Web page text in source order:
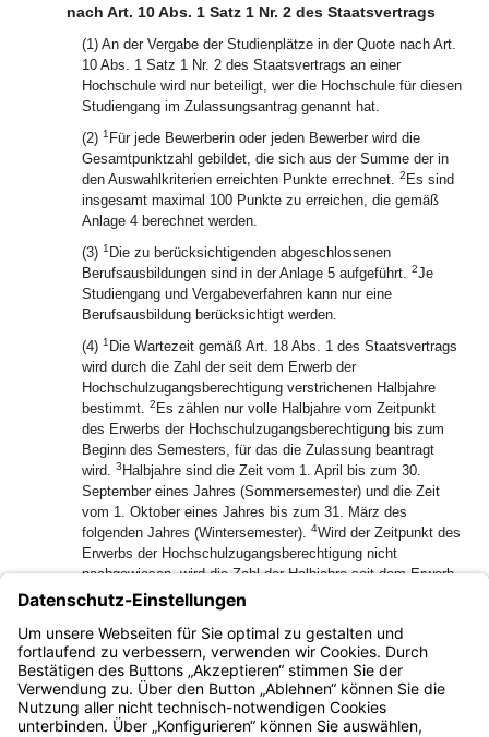
nach Art. 10 Abs. 1 Satz 1 Nr. 2 des Staatsvertrags
(1) An der Vergabe der Studienplätze in der Quote nach Art.
10 Abs. 1 Satz 1 Nr. 2 des Staatsvertrags an einer
Hochschule wird nur beteiligt, wer die Hochschule für diesen
Studiengang im Zulassungsantrag genannt hat.
(2) 1 Für jede Bewerberin oder jeden Bewerber wird die
Gesamtpunktzahl gebildet, die sich aus der Summe der in
den Auswahlkriterien erreichten Punkte errechnet. 2 Es sind
insgesamt maximal 100 Punkte zu erreichen, die gemäß
Anlage 4 berechnet werden.
(3) 1 Die zu berücksichtigenden abgeschlossenen
Berufsausbildungen sind in der Anlage 5 aufgeführt. 2Je
Studiengang und Vergabeverfahren kann nur eine
Berufsausbildung berücksichtigt werden.
(4) 1 Die Wartezeit gemäß Art. 18 Abs. 1 des Staatsvertrags
wird durch die Zahl der seit dem Erwerb der
Hochschulzugangsberechtigung verstrichenen Halbjahre
bestimmt. 2 Es zählen nur volle Halbjahre vom Zeitpunkt
des Erwerbs der Hochschulzugangsberechtigung bis zum
Beginn des Semesters, für das die Zulassung beantragt
wird. 3 Halbjahre sind die Zeit vom 1. April bis zum 30.
September eines Jahres (Sommersemester) und die Zeit
vom 1. Oktober eines Jahres bis zum 31. März des
folgenden Jahres (Wintersemester). 4Wird der Zeitpunkt des
Erwerbs der Hochschulzugangsberechtigung nicht
nachgewiesen, wird die Zahl der Halbjahre seit dem Erwerb
der Hochschulzugangsberechtigung nicht berücksichtigt.
Der Nachteilsausgleich nach Art. 18 Abs. 1 Satz 1 Nr. 4
des Staatsvertrags wird nur auf Antrag gewährt.6§ 4 findet
Anwendung.
Bayern.de